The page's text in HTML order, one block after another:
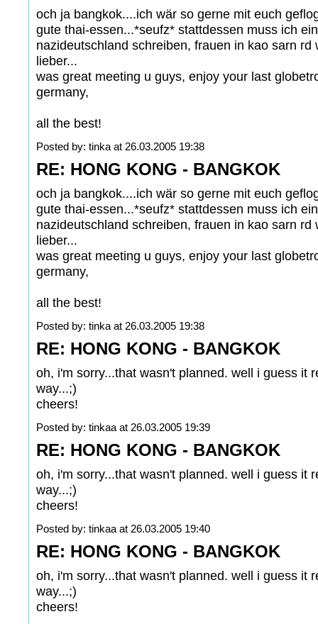
och ja bangkok....ich wär so gerne mit euch
gute thai-essen...*seufz* stattdessen muss ich
nazideutschland schreiben, frauen in kao sarn rd
lieber...
was great meeting u guys, enjoy your last
germany,
all the best!
Posted by: tinka at 26.03.2005 19:38
RE: HONG KONG - BANGKOK
och ja bangkok....ich wär so gerne mit euch
gute thai-essen...*seufz* stattdessen muss ich
nazideutschland schreiben, frauen in kao sarn rd
lieber...
was great meeting u guys, enjoy your last
germany,
all the best!
Posted by: tinka at 26.03.2005 19:38
RE: HONG KONG - BANGKOK
oh, i'm sorry...that wasn't planned. well i guess it
way...;)
cheers!
Posted by: tinkaa at 26.03.2005 19:39
RE: HONG KONG - BANGKOK
oh, i'm sorry...that wasn't planned. well i guess it
way...;)
cheers!
Posted by: tinkaa at 26.03.2005 19:40
RE: HONG KONG - BANGKOK
oh, i'm sorry...that wasn't planned. well i guess it
way...;)
cheers!